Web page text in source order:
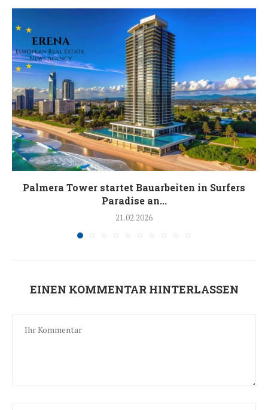
Palmera Tower startet Bauarbeiten in Surfers
Paradise an...
21.02.2026
EINEN KOMMENTAR HINTERLASSEN